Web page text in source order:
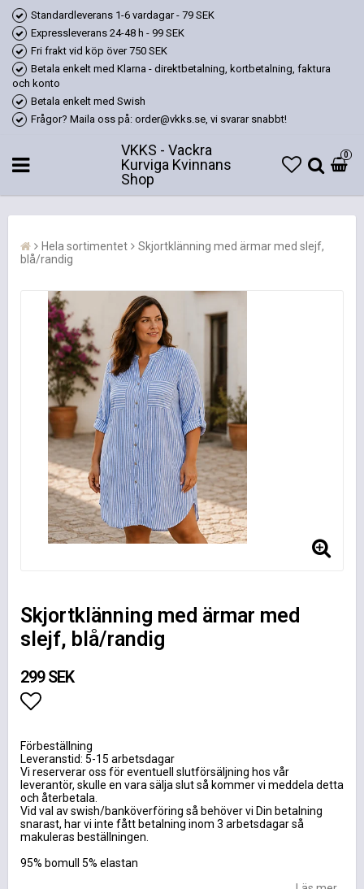
Standardleverans 1-6 vardagar - 79 SEK
Expressleverans 24-48 h - 99 SEK
Fri frakt vid köp över 750 SEK
Betala enkelt med Klarna - direktbetalning, kortbetalning, faktura
och konto
Betala enkelt med Swish
Frågor? Maila oss på: order@vkks.se, vi svarar snabbt!
VKKS - Vackra
Kurviga Kvinnans
Shop
0
Hela sortimentet
Skjortklänning med ärmar med slejf,
blå/randig
Skjortklänning med ärmar med
slejf, blå/randig
299 SEK
Förbeställning
Leveranstid: 5-15 arbetsdagar
Vi reserverar oss för eventuell slutförsäljning hos vår
leverantör, skulle en vara sälja slut så kommer vi meddela detta
och återbetala.
Vid val av swish/banköverföring så behöver vi Din betalning
snarast, har vi inte fått betalning inom 3 arbetsdagar så
makuleras beställningen.
95% bomull 5% elastan